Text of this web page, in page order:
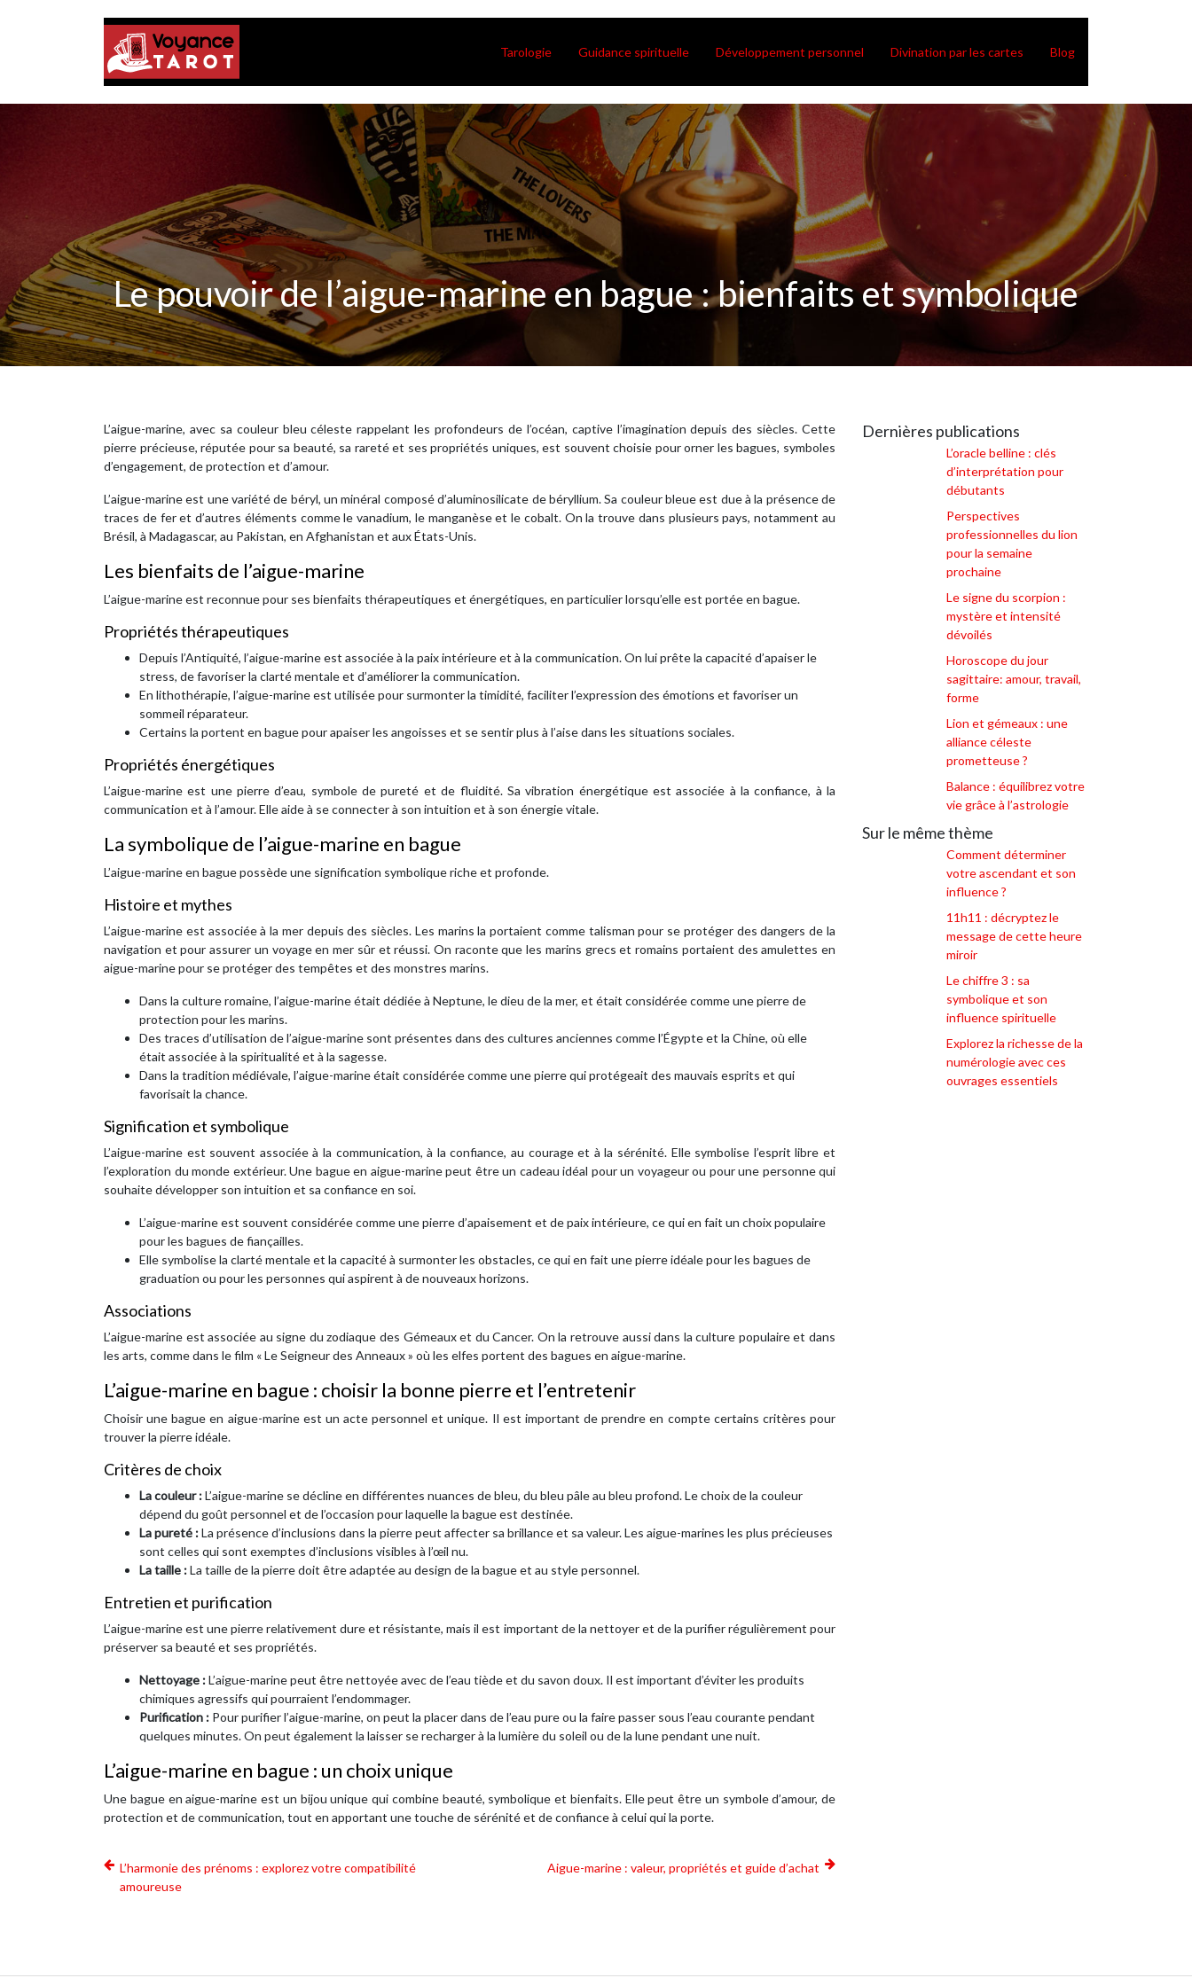
Tarologie Guidance spirituelle Développement personnel Divination par les cartes Blog
Le pouvoir de l’aigue-marine en bague : bienfaits et symbolique
L’aigue-marine, avec sa couleur bleu céleste rappelant les profondeurs de l’océan, captive l’imagination depuis des siècles. Cette
pierre précieuse, réputée pour sa beauté, sa rareté et ses propriétés uniques, est souvent choisie pour orner les bagues, symboles
d’engagement, de protection et d’amour.
L’aigue-marine est une variété de béryl, un minéral composé d’aluminosilicate de béryllium. Sa couleur bleue est due à la présence de
traces de fer et d’autres éléments comme le vanadium, le manganèse et le cobalt. On la trouve dans plusieurs pays, notamment au
Brésil, à Madagascar, au Pakistan, en Afghanistan et aux États-Unis.
Les bienfaits de l’aigue-marine
L’aigue-marine est reconnue pour ses bienfaits thérapeutiques et énergétiques, en particulier lorsqu’elle est portée en bague.
Propriétés thérapeutiques
Depuis l’Antiquité, l’aigue-marine est associée à la paix intérieure et à la communication. On lui prête la capacité d’apaiser le
stress, de favoriser la clarté mentale et d’améliorer la communication.
En lithothérapie, l’aigue-marine est utilisée pour surmonter la timidité, faciliter l’expression des émotions et favoriser un
sommeil réparateur.
Certains la portent en bague pour apaiser les angoisses et se sentir plus à l’aise dans les situations sociales.
Propriétés énergétiques
L’aigue-marine est une pierre d’eau, symbole de pureté et de fluidité. Sa vibration énergétique est associée à la confiance, à la
communication et à l’amour. Elle aide à se connecter à son intuition et à son énergie vitale.
La symbolique de l’aigue-marine en bague
L’aigue-marine en bague possède une signification symbolique riche et profonde.
Histoire et mythes
L’aigue-marine est associée à la mer depuis des siècles. Les marins la portaient comme talisman pour se protéger des dangers de la
navigation et pour assurer un voyage en mer sûr et réussi. On raconte que les marins grecs et romains portaient des amulettes en
aigue-marine pour se protéger des tempêtes et des monstres marins.
Dans la culture romaine, l’aigue-marine était dédiée à Neptune, le dieu de la mer, et était considérée comme une pierre de
protection pour les marins.
Des traces d’utilisation de l’aigue-marine sont présentes dans des cultures anciennes comme l’Égypte et la Chine, où elle
était associée à la spiritualité et à la sagesse.
Dans la tradition médiévale, l’aigue-marine était considérée comme une pierre qui protégeait des mauvais esprits et qui
favorisait la chance.
Signification et symbolique
L’aigue-marine est souvent associée à la communication, à la confiance, au courage et à la sérénité. Elle symbolise l’esprit libre et
l’exploration du monde extérieur. Une bague en aigue-marine peut être un cadeau idéal pour un voyageur ou pour une personne qui
souhaite développer son intuition et sa confiance en soi.
L’aigue-marine est souvent considérée comme une pierre d’apaisement et de paix intérieure, ce qui en fait un choix populaire
pour les bagues de fiançailles.
Elle symbolise la clarté mentale et la capacité à surmonter les obstacles, ce qui en fait une pierre idéale pour les bagues de
graduation ou pour les personnes qui aspirent à de nouveaux horizons.
Associations
L’aigue-marine est associée au signe du zodiaque des Gémeaux et du Cancer. On la retrouve aussi dans la culture populaire et dans
les arts, comme dans le film « Le Seigneur des Anneaux » où les elfes portent des bagues en aigue-marine.
L’aigue-marine en bague : choisir la bonne pierre et l’entretenir
Choisir une bague en aigue-marine est un acte personnel et unique. Il est important de prendre en compte certains critères pour
trouver la pierre idéale.
Critères de choix
La couleur :L’aigue-marine se décline en différentes nuances de bleu, du bleu pâle au bleu profond. Le choix de la couleur
dépend du goût personnel et de l’occasion pour laquelle la bague est destinée.
La pureté :La présence d’inclusions dans la pierre peut affecter sa brillance et sa valeur. Les aigue-marines les plus précieuses
sont celles qui sont exemptes d’inclusions visibles à l’œil nu.
La taille :La taille de la pierre doit être adaptée au design de la bague et au style personnel.
Entretien et purification
L’aigue-marine est une pierre relativement dure et résistante, mais il est important de la nettoyer et de la purifier régulièrement pour
préserver sa beauté et ses propriétés.
Nettoyage :L’aigue-marine peut être nettoyée avec de l’eau tiède et du savon doux. Il est important d’éviter les produits
chimiques agressifs qui pourraient l’endommager.
Purification : Pour purifier l’aigue-marine, on peut la placer dans de l’eau pure ou la faire passer sous l’eau courante pendant
quelques minutes. On peut également la laisser se recharger à la lumière du soleil ou de la lune pendant une nuit.
L’aigue-marine en bague : un choix unique
Une bague en aigue-marine est un bijou unique qui combine beauté, symbolique et bienfaits. Elle peut être un symbole d’amour, de
protection et de communication, tout en apportant une touche de sérénité et de confiance à celui qui la porte.
L’harmonie des prénoms : explorez votre compatibilité
amoureuse
Aigue-marine : valeur, propriétés et guide d’achat
Dernières publications
L’oracle belline : clés
d’interprétation pour
débutants
Perspectives
professionnelles du lion
pour la semaine
prochaine
Le signe du scorpion :
mystère et intensité
dévoilés
Horoscope du jour
sagittaire: amour, travail,
forme
Lion et gémeaux : une
alliance céleste
prometteuse ?
Balance : équilibrez votre
vie grâce à l’astrologie
Sur le même thème
Comment déterminer
votre ascendant et son
influence ?
11h11 : décryptez le
message de cette heure
miroir
Le chiffre 3 : sa
symbolique et son
influence spirituelle
Explorez la richesse de la
numérologie avec ces
ouvrages essentiels